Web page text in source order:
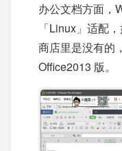
办公文档方面，
「Linux」适配
商店里是没有的
Office2013 版。